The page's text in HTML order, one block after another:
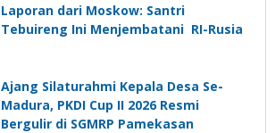
Laporan dari Moskow: Santri
Tebuireng Ini Menjembatani RI-Rusia
Ajang Silaturahmi Kepala Desa Se-
Madura, PKDI Cup II 2026 Resmi
Bergulir di SGMRP Pamekasan